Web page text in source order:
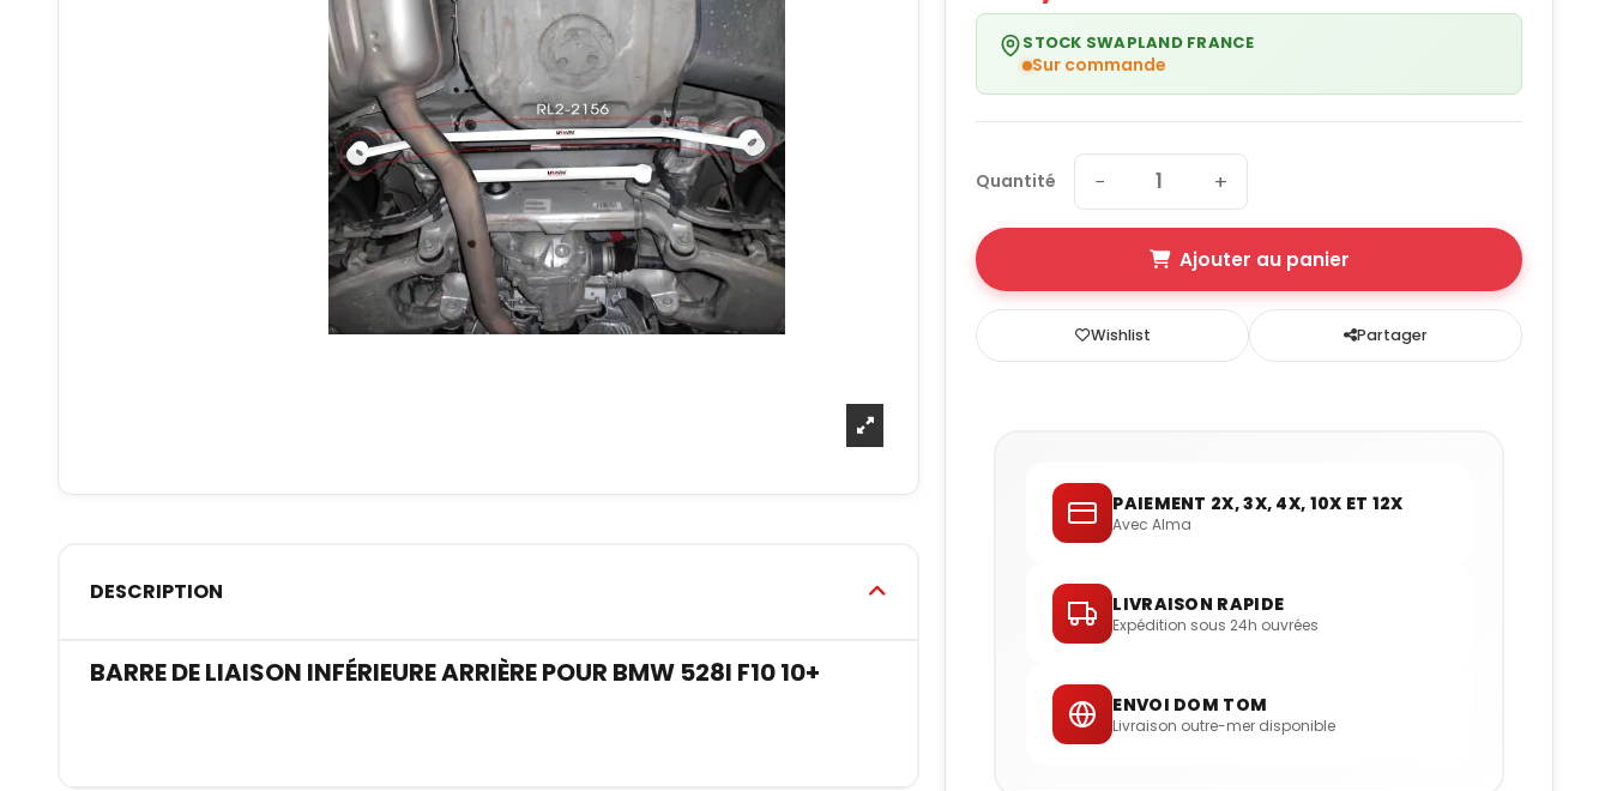
DESCRIPTION
BARRE DE LIAISON INFÉRIEURE ARRIÈRE POUR BMW 528I F10 10+
STOCK SWAPLAND FRANCE
Sur commande
Quantité − +
Ajouter au panier
Wishlist Partager
PAIEMENT 2X, 3X, 4X, 10X ET 12X
Avec Alma
LIVRAISON RAPIDE
Expédition sous 24h ouvrées
ENVOI DOM TOM
Livraison outre-mer disponible